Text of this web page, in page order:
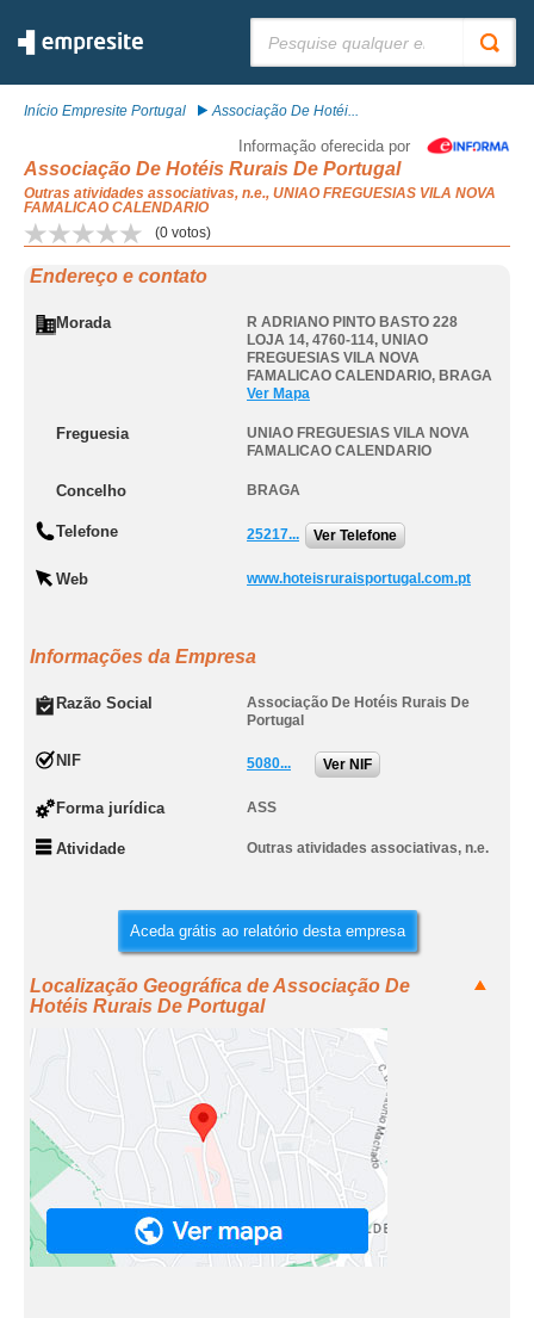
Início Empresite Portugal Associação De Hotéi...
Informação oferecida por
Associação De Hotéis Rurais De Portugal
Outras atividades associativas, n.e., UNIAO FREGUESIAS VILA NOVA
FAMALICAO CALENDARIO
(0 votos)
Endereço e contato
Morada
R ADRIANO PINTO BASTO 228
LOJA 14, 4760-114, UNIAO
FREGUESIAS VILA NOVA
FAMALICAO CALENDARIO, BRAGA
Ver Mapa
Freguesia
UNIAO FREGUESIAS VILA NOVA
FAMALICAO CALENDARIO
Concelho BRAGA
Telefone 25217... Ver Telefone
Web www.hoteisruraisportugal.com.pt
Informações da Empresa
Razão Social
Associação De Hotéis Rurais De
Portugal
NIF 5080... Ver NIF
Forma jurídica ASS
Atividade Outras atividades associativas, n.e.
Aceda grátis ao relatório desta empresa
Localização Geográfica de Associação De
Hotéis Rurais De Portugal